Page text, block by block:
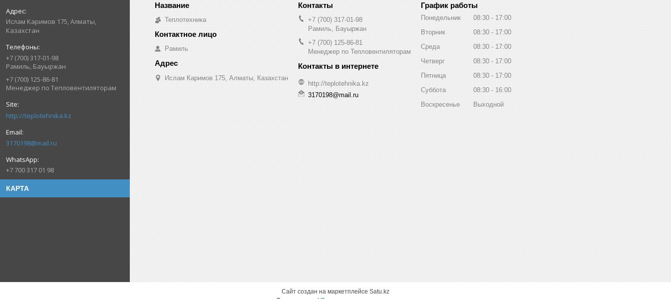
Ислам Каримов 175, Алматы,
Казахстан
+7 (700) 317-01-98
Рамиль, Бауыржан
+7 (700) 125-86-81
Менеджер по Тепловентиляторам
http://teplotehnika.kz
3170198@mail.ru
+7 700 317 01 98
КАРТА
Теплотехника
Рамиль
Ислам Каримов 175, Алматы, Казахстан
+7 (700) 317-01-98
Рамиль, Бауыржан
+7 (700) 125-86-81
Менеджер по Тепловентиляторам
http://teplotehnika.kz
3170198@mail.ru
График работы
Понедельник 08:30
17:00
Вторник
08:30
17:00
Среда
08:30
17:00
Четверг
08:30
17:00
Пятница
08:30
17:00
Суббота
08:30
16:00
Воскресенье
Выходной
Сайт создан на маркетплейсе Satu.kz